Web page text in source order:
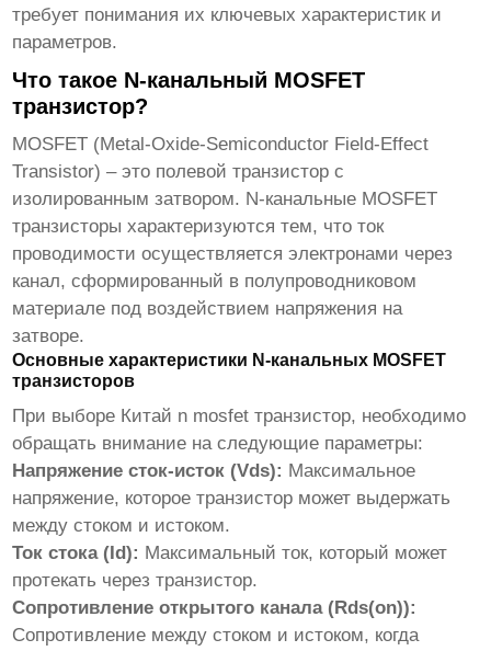
требует понимания их ключевых характеристик и
параметров.
Что такое N-канальный MOSFET
транзистор?
MOSFET (Metal-Oxide-Semiconductor Field-Effect
Transistor) – это полевой транзистор с
изолированным затвором. N-канальные MOSFET
транзисторы характеризуются тем, что ток
проводимости осуществляется электронами через
канал, сформированный в полупроводниковом
материале под воздействием напряжения на
затворе.
Основные характеристики N-канальных MOSFET
транзисторов
При выборе Китай n mosfet транзистор, необходимо
обращать внимание на следующие параметры:
Напряжение сток-исток (Vds): Максимальное
напряжение, которое транзистор может выдержать
между стоком и истоком.
Ток стока (Id): Максимальный ток, который может
протекать через транзистор.
Сопротивление открытого канала (Rds(on)):
Сопротивление между стоком и истоком, когда